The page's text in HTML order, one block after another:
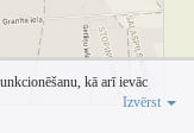
kā arī ievāc
Izvērst